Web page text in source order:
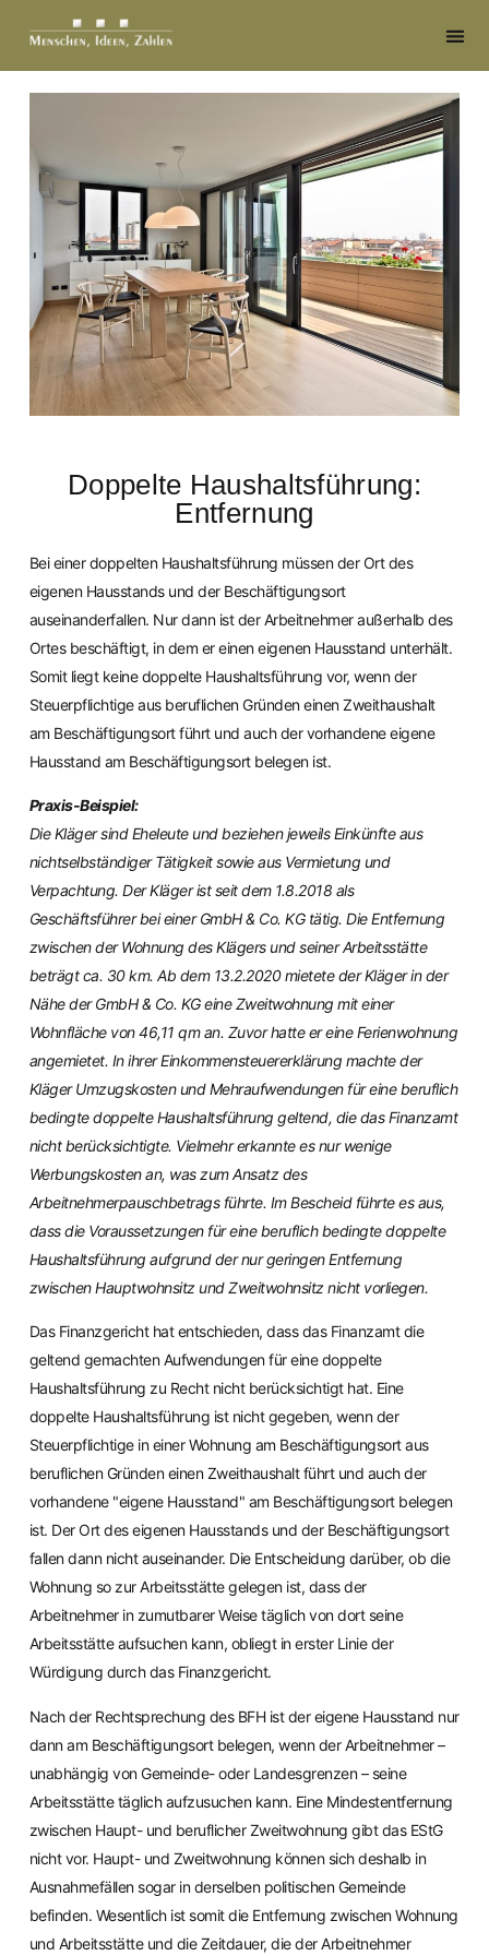
Doppelte Haushaltsführung:
Entfernung
Bei einer doppelten Haushaltsführung müssen der Ort des
eigenen Hausstands und der Beschäftigungsort
auseinanderfallen. Nur dann ist der Arbeitnehmer außerhalb des
Ortes beschäftigt, in dem er einen eigenen Hausstand unterhält.
Somit liegt keine doppelte Haushaltsführung vor, wenn der
Steuerpflichtige aus beruflichen Gründen einen Zweithaushalt
am Beschäftigungsort führt und auch der vorhandene eigene
Hausstand am Beschäftigungsort belegen ist.
Praxis-Beispiel:
Die Kläger sind Eheleute und beziehen jeweils Einkünfte aus
nichtselbständiger Tätigkeit sowie aus Vermietung und
Verpachtung. Der Kläger ist seit dem 1.8.2018 als
Geschäftsführer bei einer GmbH & Co. KG tätig. Die Entfernung
zwischen der Wohnung des Klägers und seiner Arbeitsstätte
beträgt ca. 30 km. Ab dem 13.2.2020 mietete der Kläger in der
Nähe der GmbH & Co. KG eine Zweitwohnung mit einer
Wohnfläche von 46,11 qm an. Zuvor hatte er eine Ferienwohnung
angemietet. In ihrer Einkommensteuererklärung machte der
Kläger Umzugskosten und Mehraufwendungen für eine beruflich
bedingte doppelte Haushaltsführung geltend, die das Finanzamt
nicht berücksichtigte. Vielmehr erkannte es nur wenige
Werbungskosten an, was zum Ansatz des
Arbeitnehmerpauschbetrags führte. Im Bescheid führte es aus,
dass die Voraussetzungen für eine beruflich bedingte doppelte
Haushaltsführung aufgrund der nur geringen Entfernung
zwischen Hauptwohnsitz und Zweitwohnsitz nicht vorliegen.
Das Finanzgericht hat entschieden, dass das Finanzamt die
geltend gemachten Aufwendungen für eine doppelte
Haushaltsführung zu Recht nicht berücksichtigt hat. Eine
doppelte Haushaltsführung ist nicht gegeben, wenn der
Steuerpflichtige in einer Wohnung am Beschäftigungsort aus
beruflichen Gründen einen Zweithaushalt führt und auch der
vorhandene "eigene Hausstand" am Beschäftigungsort belegen
ist. Der Ort des eigenen Hausstands und der Beschäftigungsort
fallen dann nicht auseinander. Die Entscheidung darüber, ob die
Wohnung so zur Arbeitsstätte gelegen ist, dass der
Arbeitnehmer in zumutbarer Weise täglich von dort seine
Arbeitsstätte aufsuchen kann, obliegt in erster Linie der
Würdigung durch das Finanzgericht.
Nach der Rechtsprechung des BFH ist der eigene Hausstand nur
dann am Beschäftigungsort belegen, wenn der Arbeitnehmer –
unabhängig von Gemeinde- oder Landesgrenzen – seine
Arbeitsstätte täglich aufzusuchen kann. Eine Mindestentfernung
zwischen Haupt- und beruflicher Zweitwohnung gibt das EStG
nicht vor. Haupt- und Zweitwohnung können sich deshalb in
Ausnahmefällen sogar in derselben politischen Gemeinde
befinden. Wesentlich ist somit die Entfernung zwischen Wohnung
und Arbeitsstätte und die Zeitdauer, die der Arbeitnehmer